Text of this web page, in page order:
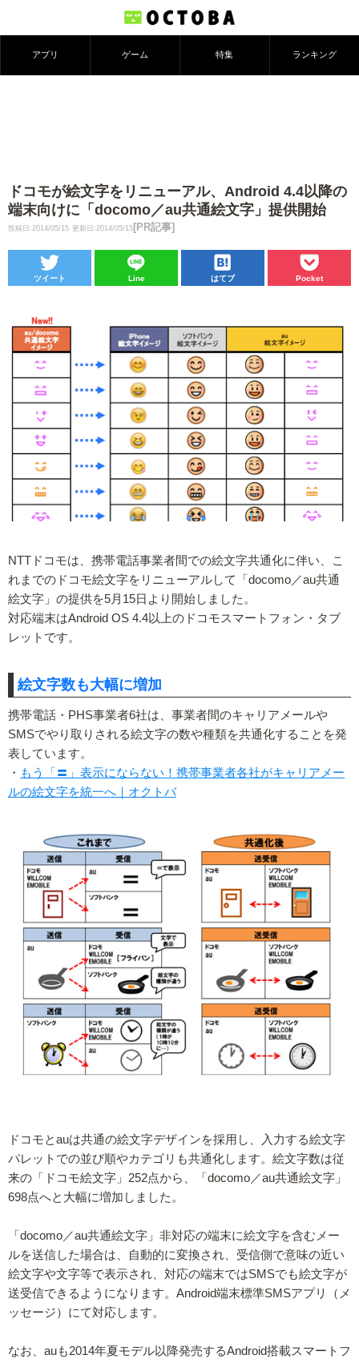
アプリ ゲーム 特集 ランキング
ドコモが絵文字をリニューアル、Android 4.4以降の
端末向けに「docomo／au共通絵文字」提供開始
投稿日:2014/05/15 更新日:2014/05/15 [PR記事]
ツイート Line はてブ Pocket
NTTドコモは、携帯電話事業者間での絵文字共通化に伴い、こ
れまでのドコモ絵文字をリニューアルして「docomo／au共通
絵文字」の提供を5月15日より開始しました。
対応端末はAndroid OS 4.4以上のドコモスマートフォン・タブ
レットです。
絵文字数も大幅に増加
携帯電話・PHS事業者6社は、事業者間のキャリアメールや
SMSでやり取りされる絵文字の数や種類を共通化することを発
表しています。
・ もう「〓」表示にならない！携帯事業者各社がキャリアメー
ルの絵文字を統一へ｜オクトバ
ドコモとauは共通の絵文字デザインを採用し、入力する絵文字
パレットでの並び順やカテゴリも共通化します。絵文字数は従
来の「ドコモ絵文字」252点から、「docomo／au共通絵文字」
698点へと大幅に増加しました。
「docomo／au共通絵文字」非対応の端末に絵文字を含むメー
ルを送信した場合は、自動的に変換され、受信側で意味の近い
絵文字や文字等で表示され、対応の端末ではSMSでも絵文字が
送受信できるようになります。Android端末標準SMSアプリ（メ
ッセージ）にて対応します。
なお、auも2014年夏モデル以降発売するAndroid搭載スマートフ